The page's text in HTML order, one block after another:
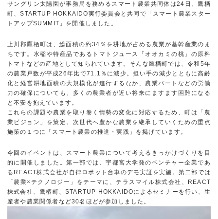
サングリン太陽園が事務局を務めるスマート農業共同体は24日、鷹栖
町、STARTUP HOKKAIDO実行委員会と共同で「スマート農業スター
トアップSUMMIT」を開催しました。
上川郡鷹栖町は、総面積の約34％を耕地が占める農業が基幹産業のま
ちです。水稲や特産品であるトマトジュース「オオカミの桃」の原料
トマトなどの産地として知られています。そんな鷹栖町では、令和5年
の農業戸数が平成26年比で71.1％に減少。担い手の減少とともに高齢
化と経営耕地面積の大規模化が進行するなか、農業パートなどの労働
力の確保についても、多くの農業者が近い将来にますます困難になる
と不安を抱えています。
これらの課題や農業を取り巻く情勢の変化に対応するため、町は「農
業ビジョン」を策定。次世代へ豊かな農業を継承していくための重点
施策の１つに「スマート農業の推進・実践」を掲げています。
今回のイベントは、スマート農業について考えるきっかけづくりを目
的に開催しました。第一部では、宇都宮大学発のベンチャー企業であ
るREACT株式会社が自律ロボット台車のデモ実証を実施。第二部では
「農業×テクノロジー」をテーマに、テラスマイル株式会社、REACT
株式会社、鷹栖町、STARTUP HOKKAIDOによるセミナーを行い、生
産者や農業関係者など30名ほどが参加しました。